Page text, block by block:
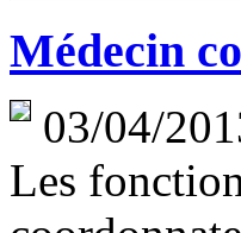
Médecin
03/04/
Les